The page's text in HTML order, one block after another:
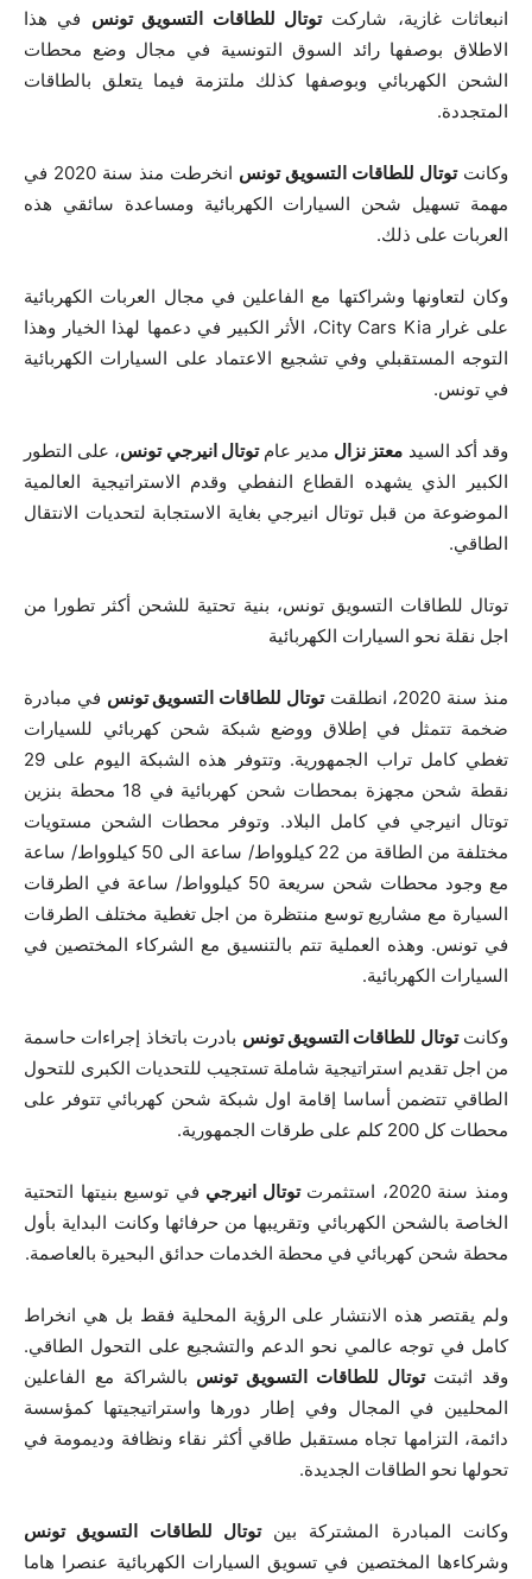
انبعاثات غازية، شاركتتوتال للطاقات التسويق تونس في هذا
الاطلاق بوصفها رائد السوق التونسية في مجال وضع محطات
الشحن الكهربائي وبوصفها كذلك ملتزمة فيما يتعلق بالطاقات
المتجددة.
وكانتتوتال للطاقات التسويق تونس
انخرطت منذ سنة 2020 في
مهمة تسهيل شحن السيارات الكهربائية ومساعدة سائقي هذه
العربات على ذلك.
وكان لتعاونها وشراكتها مع الفاعلين في مجال العربات الكهربائية
على غرار City Cars Kia، الأثر الكبير في دعمها لهذا الخيار وهذا
التوجه المستقبلي وفي تشجيع الاعتماد على السيارات الكهربائية
في تونس.
وقد أكد السيد معتز نزال مدير عامتوتال انيرجي تونس، على التطور
الكبير الذي يشهده القطاع النفطي وقدم الاستراتيجية العالمية
الموضوعة من قبل توتال انيرجي بغاية الاستجابة لتحديات الانتقال
الطاقي.
توتال للطاقات التسويق تونس، بنية تحتية للشحن أكثر تطورا من
اجل نقلة نحو السيارات الكهربائية
منذ سنة 2020، انطلقت توتال للطاقات التسويق تونس في مبادرة
ضخمة تتمثل في إطلاق ووضع شبكة شحن كهربائي للسيارات
تغطي كامل تراب الجمهورية. وتتوفر هذه الشبكة اليوم على 29
نقطة شحن مجهزة بمحطات شحن كهربائية في 18 محطة بنزين
توتال انيرجي في كامل البلاد. وتوفر محطات الشحن مستويات
مختلفة من الطاقة من 22 كيلوواط/ ساعة الى 50 كيلوواط/ ساعة
مع وجود محطات شحن سريعة 50 كيلوواط/ ساعة في الطرقات
السيارة مع مشاريع توسع منتظرة من اجل تغطية مختلف الطرقات
في تونس. وهذه العملية تتم بالتنسيق مع الشركاء المختصين في
السيارات الكهربائية.
وكانتتوتال للطاقات التسويق تونس بادرت باتخاذ إجراءات حاسمة
من اجل تقديم استراتيجية شاملة تستجيب للتحديات الكبرى للتحول
الطاقي تتضمن أساسا إقامة اول شبكة شحن كهربائي تتوفر على
محطات كل 200 كلم على طرقات الجمهورية.
ومنذ سنة 2020، استثمرت توتال انيرجي في توسيع بنيتها التحتية
الخاصة بالشحن الكهربائي وتقريبها من حرفائها وكانت البداية بأول
محطة شحن كهربائي في محطة الخدمات حدائق البحيرة بالعاصمة.
ولم يقتصر هذه الانتشار على الرؤية المحلية فقط بل هي انخراط
كامل في توجه عالمي نحو الدعم والتشجيع على التحول الطاقي.
وقد اثبتتتوتال للطاقات التسويق تونس بالشراكة مع الفاعلين
المحليين في المجال وفي إطار دورها واستراتيجيتها كمؤسسة
دائمة، التزامها تجاه مستقبل طاقي أكثر نقاء ونظافة وديمومة في
تحولها نحو الطاقات الجديدة.
وكانت المبادرة المشتركة بينتوتال للطاقات التسويق تونس
وشركاءها المختصين في تسويق السيارات الكهربائية عنصرا هاما